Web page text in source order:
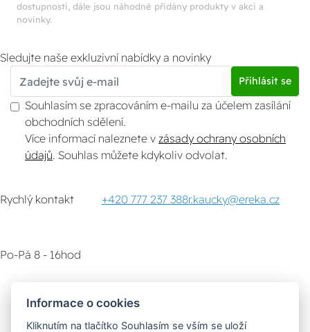
dostupnosti, dále jsou náhodně přidány produkty v akci a
novinky.
Sledujte naše exkluzivní nabídky a novinky
Přihlásit se
Souhlasím se zpracováním e-mailu za účelem zasílání
obchodních sdělení.
Více informací naleznete v zásady ochrany osobních
údajů . Souhlas můžete kdykoliv odvolat.
Rychlý kontakt +420 777 237 388r.kaucky@ereka.cz
Po-Pá 8 - 16hod
Informace o cookies
Kliknutím na tlačítko Souhlasím se vším se uloží